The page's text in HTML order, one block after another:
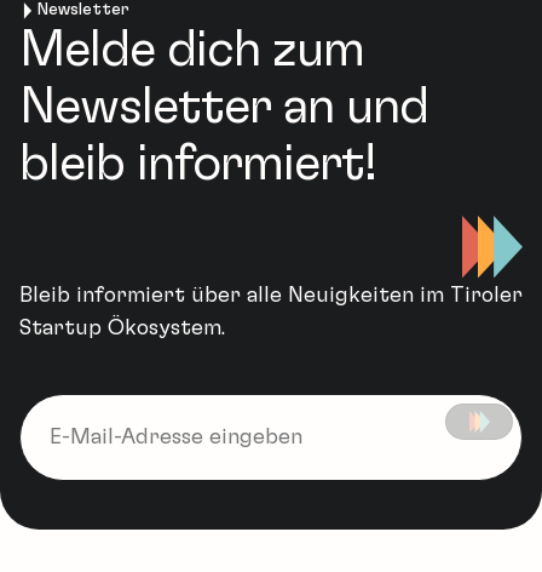
Newsletter
Melde dich zum
Newsletter an und
bleib informiert!
Bleib informiert über alle Neuigkeiten im Tiroler
Startup Ökosystem.